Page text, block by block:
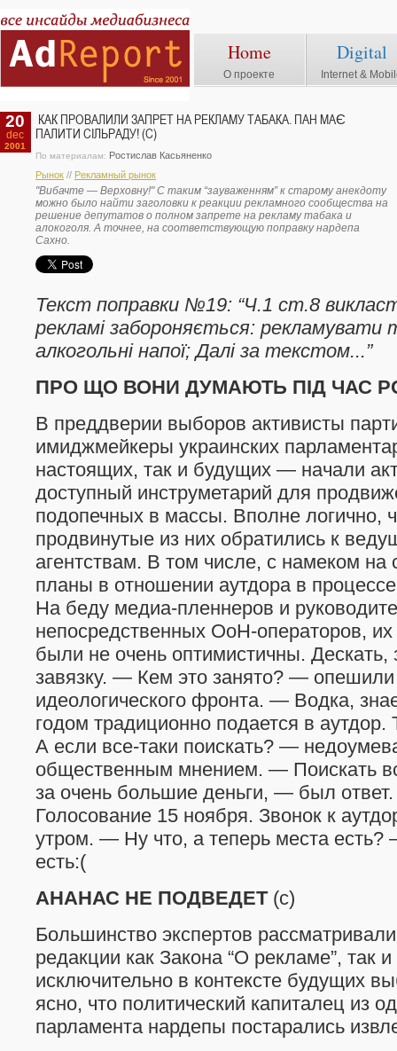
Home
О проекте
Digital
Internet &
20
dec
2001
КАК ПРОВАЛИЛИ ЗАПРЕТ НА РЕКЛАМУ ТАБАКА. ПАН МАЄ
ПАЛИТИ СIЛЬРАДУ! (С)
По материалам: Ростислав Касьяненко
Рынок // Рекламный рынок
"Вибачте — Верховну!" С таким “зауваженням” к старому анекдоту
можно было найти заголовки к реакции рекламного сообщества на
решение депутатов о полном запрете на рекламу табака и
алокоголя. А точнее, на соответствующую поправку нардепа
Сахно.
Текст поправки №19: “Ч.1 ст.8
рекламi забороняється:
алкогольнi напої; Далi за текстом...”
ПРО ЩО ВОНИ ДУМАЮТЬ ПIД ЧАС
В преддверии выборов активисты
имиджмейкеры украинских
настоящих, так и будущих — начали
доступный инструметарий для
подопечных в массы. Вполне логично,
продвинутые из них обратились к
агентствам. В том числе, с намеком
планы в отношении аутдора в
На беду медиа-пленнеров и
непосредственных ОоН-операторов, их
были не очень оптимистичны.
завязку. — Кем это занято? —
идеологического фронта. — Водка,
годом традиционно подается в
А если все-таки поискать? —
общественным мнением. — Поискать
за очень большие деньги, — был
Голосование 15 ноября. Звонок к
утром. — Ну что, а теперь места
есть:(
АНАНАС НЕ ПОДВЕДЕТ (c)
Большинство экспертов
редакции как Закона “О рекламе”, так
исключительно в контексте будущих
ясно, что политический капиталец из
парламента нардепы постарались